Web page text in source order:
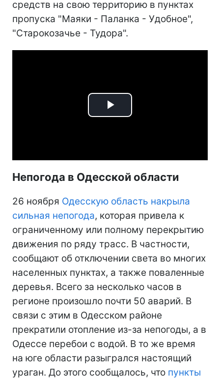
средств на свою территорию в пунктах
пропуска "Маяки - Паланка - Удобное",
"Старокозачье - Тудора".
Play
Непогода в Одесской области
26 ноября Одесскую область накрыла
сильная непогода, которая привела к
ограниченному или полному перекрытию
движения по ряду трасс. В частности,
сообщают об отключении света во многих
населенных пунктах, а также поваленные
деревья. Всего за несколько часов в
регионе произошло почти 50 аварий. В
связи с этим в Одесском районе
прекратили отопление из-за непогоды, а в
Одессе перебои с водой. В то же время
на юге области разыгрался настоящий
ураган. До этого сообщалось, что пункты